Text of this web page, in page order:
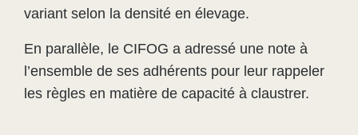
variant selon la densité en élevage.
En parallèle, le CIFOG a adressé une note à
l’ensemble de ses adhérents pour leur rappeler
les règles en matière de capacité à claustrer.